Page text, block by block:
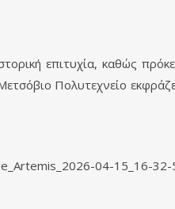
επιτυχία, καθώς
Πολυτεχνείο